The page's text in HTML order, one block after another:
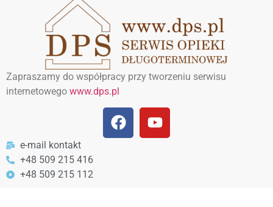
Zapraszamy do współpracy przy tworzeniu serwisu
internetowego www.dps.pl
e-mail kontakt
+48 509 215 416
+48 509 215 112